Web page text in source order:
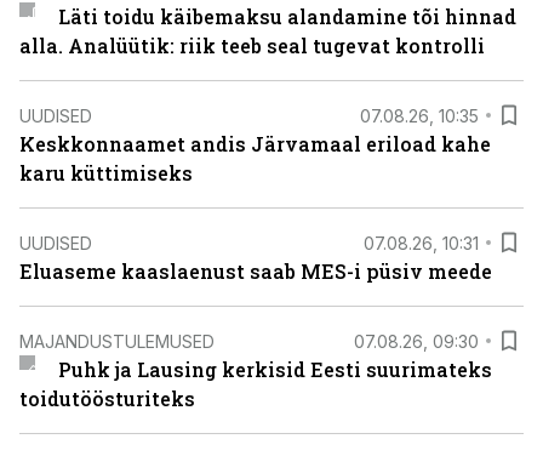
Läti toidu käibemaksu alandamine tõi hinnad
alla. Analüütik: riik teeb seal tugevat kontrolli
UUDISED 07.08.26, 10:35
Keskkonnaamet andis Järvamaal eriload kahe
karu küttimiseks
UUDISED 07.08.26, 10:31
Eluaseme kaaslaenust saab MES-i püsiv meede
MAJANDUSTULEMUSED 07.08.26, 09:30
Puhk ja Lausing kerkisid Eesti suurimateks
toidutöösturiteks